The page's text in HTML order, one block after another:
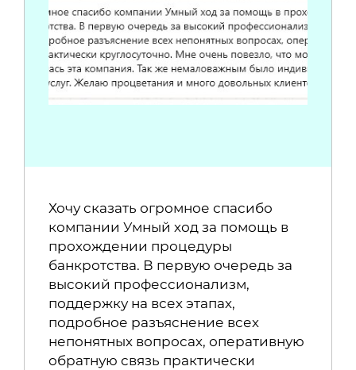
Хочу сказать огромное спасибо
компании Умный ход за помощь в
прохождении процедуры
банкротства. В первую очередь за
высокий профессионализм,
поддержку на всех этапах,
подробное разъяснение всех
непонятных вопросах, оперативную
обратную связь практически